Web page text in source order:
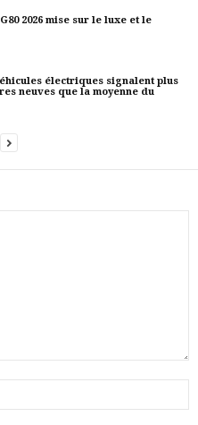
2026 mise sur le luxe et le
électriques signalent plus
neuves que la moyenne du